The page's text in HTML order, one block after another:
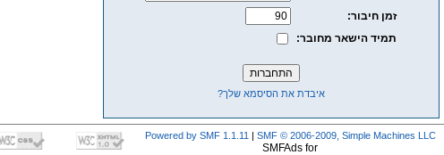
זמן חיבור:
תמיד הישאר מחובר:
איבדת את הסיסמא שלך?
Powered by SMF 1.1.11 | SMF © 2006-2009, Simple Machines LLC
SMFAds for